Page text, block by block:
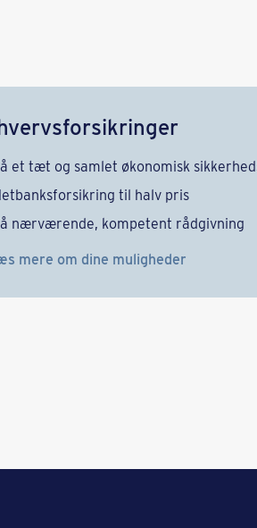
et tæt og samlet økonomisk
til halv pris
nærværende, kompetent rådgivning
mere om dine muligheder